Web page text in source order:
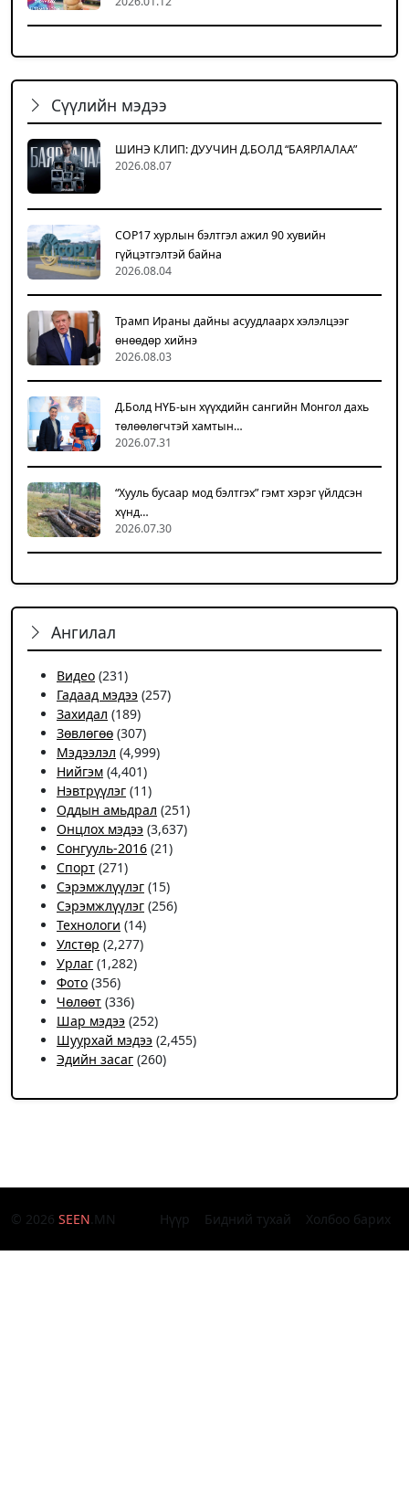
Сүүлийн мэдээ
ШИНЭ КЛИП: ДУУЧИН Д.БОЛД “БАЯРЛАЛАА”
2026.08.07
COP17 хурлын бэлтгэл ажил 90 хувийн
гүйцэтгэлтэй байна
2026.08.04
Трамп Ираны дайны асуудлаарх хэлэлцээг
өнөөдөр хийнэ
2026.08.03
Д.Болд НҮБ-ын хүүхдийн сангийн Монгол дахь
төлөөлөгчтэй хамтын…
2026.07.31
“Хууль бусаар мод бэлтгэх” гэмт хэрэг үйлдсэн
хүнд…
2026.07.30
Ангилал
Видео (231)
Гадаад мэдээ (257)
Захидал (189)
Зөвлөгөө (307)
Мэдээлэл (4,999)
Нийгэм (4,401)
Нэвтрүүлэг (11)
Оддын амьдрал (251)
Онцлох мэдээ (3,637)
Сонгууль-2016 (21)
Спорт (271)
Сэрэмжлүүлэг (15)
Сэрэмжлүүлэг (256)
Технологи (14)
Улстөр (2,277)
Урлаг (1,282)
Фото (356)
Чѳлѳѳт (336)
Шар мэдээ (252)
Шуурхай мэдээ (2,455)
Эдийн засаг (260)
© 2026 SEEN.MN Нүүр Бидний тухай Холбоо барих